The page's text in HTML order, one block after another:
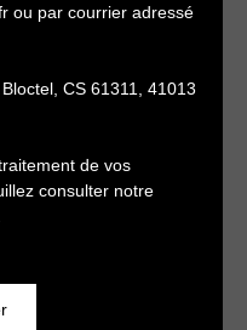
ou par courrier adressé
CS 61311, 41013
de vos
consulter notre